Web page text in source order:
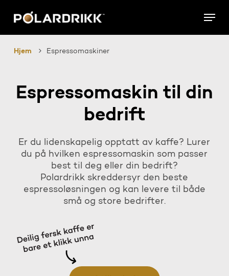
main
Menu
Hjem Espressomaskiner
Espressomaskin til din
bedrift
Er du lidenskapelig opptatt av kaffe? Lurer
du på hvilken espressomaskin som passer
best til deg eller din bedrift?
Polardrikk skreddersyr den beste
espressoløsningen og kan levere til både
små og store bedrifter.